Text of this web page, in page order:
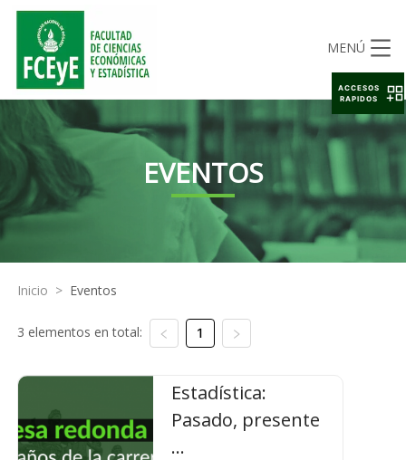
MENÚ
EVENTOS
Inicio > Eventos
3 elementos en total: 1
Estadística:
Pasado, presente
...
ACCESOS
RAPIDOS